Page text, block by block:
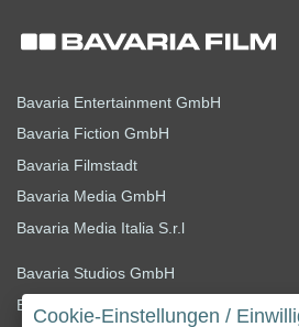
Cookie-Einstellungen /
Bavaria Entertainment GmbH
Bavaria Fiction GmbH
Bavaria Filmstadt
Bavaria Media GmbH
Bavaria Media Italia S.r.l
Bavaria Studios GmbH
Bavaria Studios Holding GmbH